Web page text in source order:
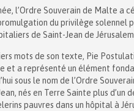
l’Ordre Souverain de Malte a
du privilège solennel
de Saint-Jean de
mots de son texte, Pie
et a représenté un élément
sous le nom de l’Ordre
nés en Terre Sainte plus d’un
pauvres dans un hôpital à